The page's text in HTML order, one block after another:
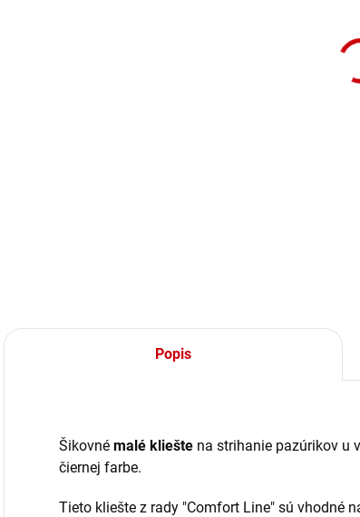
Popis
Šikovné malé kliešte na strihanie pazúrikov u
čiernej farbe.
Tieto kliešte z rady "Comfort Line" sú vhodné